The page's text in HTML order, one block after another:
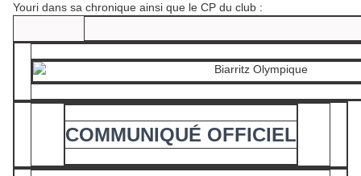
Youri dans sa chronique ainsi que le CP du club :
COMMUNIQUÉ OFFICIEL